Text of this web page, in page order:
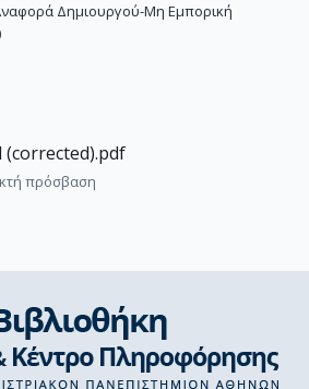
Δημιουργού-Μη Εμπορική
(corrected).pdf
πρόσβαση